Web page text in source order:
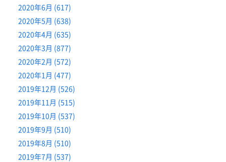
2020年6月 (617)
2020年5月 (638)
2020年4月 (635)
2020年3月 (877)
2020年2月 (572)
2020年1月 (477)
2019年12月 (526)
2019年11月 (515)
2019年10月 (537)
2019年9月 (510)
2019年8月 (510)
2019年7月 (537)